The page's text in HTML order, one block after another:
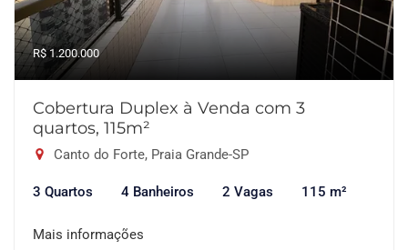
R$ 1.200.000
Cobertura Duplex à Venda com 3
quartos, 115m²
Canto do Forte, Praia Grande-SP
3 Quartos 4 Banheiros 2 Vagas 115 m²
Mais informações